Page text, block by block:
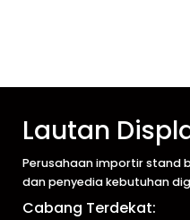
Lautan
Perusahaan importir stand
dan penyedia kebutuhan
Cabang Terdekat: